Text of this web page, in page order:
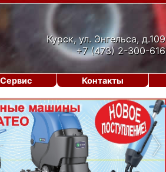
Курск, ул. Энгельса, д.109
+7 (473) 2-300-616
›
Сервис Контакты